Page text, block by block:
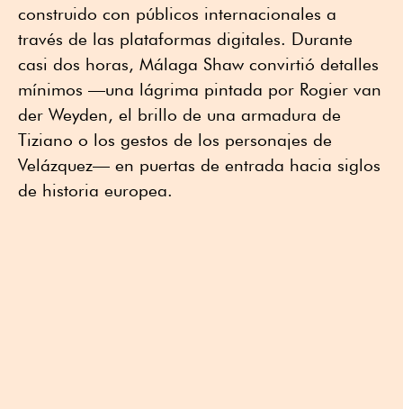
construido con públicos internacionales a
través de las plataformas digitales. Durante
casi dos horas, Málaga Shaw convirtió detalles
mínimos —una lágrima pintada por Rogier van
der Weyden, el brillo de una armadura de
Tiziano o los gestos de los personajes de
Velázquez— en puertas de entrada hacia siglos
de historia europea.